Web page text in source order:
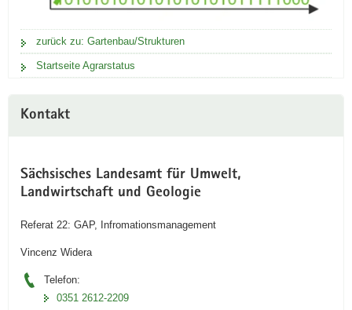
zurück zu: Gartenbau/Strukturen
Startseite Agrarstatus
Kontakt
Sächsisches Landesamt für Umwelt,
Landwirtschaft und Geologie
Referat 22: GAP, Infromationsmanagement
Vincenz Widera
Telefon:
0351 2612-2209